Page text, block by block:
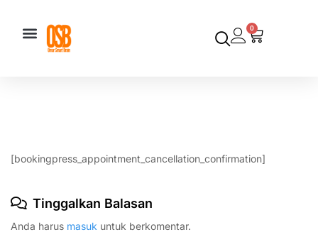
0
[bookingpress_appointment_cancellation_confirmation]
Tinggalkan Balasan
Anda harus masuk untuk berkomentar.